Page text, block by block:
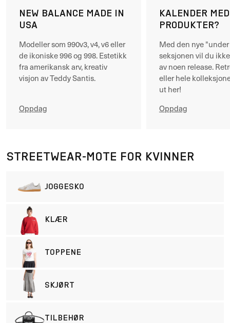
NEW BALANCE MADE IN
USA
Modeller som 990v3, v4, v6 eller
de ikoniske 996 og 998. Estetikk
fra amerikansk arv, kreativ
visjon av Teddy Santis.
Oppdag
KALENDER
PRODUKTER?
Med den nye
seksjonen vil du
av noen release.
eller hele
ut her!
Oppdag
STREETWEAR-MOTE FOR KVINNER
JOGGESKO
KLÆR
TOPPENE
SKJØRT
TILBEHØR